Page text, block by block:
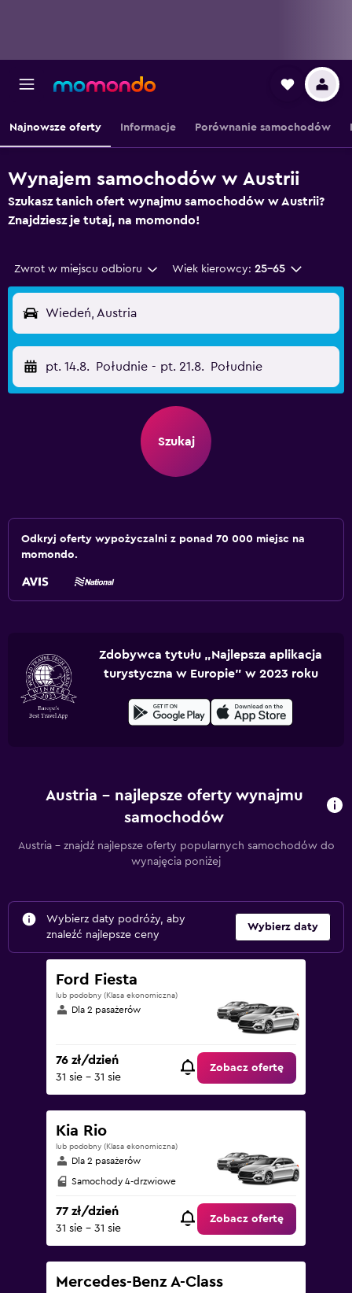
Najnowsze oferty Informacje Porównanie samochodów
Wynajem samochodów w Austrii
Szukasz tanich ofert wynajmu samochodów w Austrii?
Znajdziesz je tutaj, na momondo!
Zwrot w miejscu odbioru Wiek kierowcy: 25-65
Wiedeń, Austria
pt. 14.8. Południe - pt. 21.8. Południe
Szukaj
Odkryj oferty wypożyczalni z ponad 70 000 miejsc na
momondo.
Zdobywca tytułu „Najlepsza aplikacja
turystyczna w Europie” w 2023 roku
Austria – najlepsze oferty wynajmu
samochodów
Austria – znajdź najlepsze oferty popularnych samochodów do
wynajęcia poniżej
Wybierz daty podróży, aby
znaleźć najlepsze ceny
Wybierz daty
Ford Fiesta
lub podobny (Klasa ekonomiczna)
Dla 2 pasażerów
76 zł/dzień
31 sie - 31 sie
Zobacz ofertę
Kia Rio
lub podobny (Klasa ekonomiczna)
Dla 2 pasażerów
Samochody 4-drzwiowe
77 zł/dzień
31 sie - 31 sie
Zobacz ofertę
Mercedes-Benz A-Class